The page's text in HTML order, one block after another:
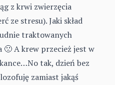
z krwi zwierzęcia
ze stresu). Jaki skład
traktowanych
🙁 A krew przecież jest w
tak, dzień bez
zamiast jakąś